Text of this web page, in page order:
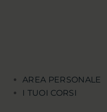
AREA PERSONALE
I TUOI CORSI